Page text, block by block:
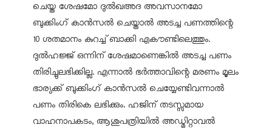
ചെയ്ത ശേഷമോ ദുൽഖഅദ അവസാനമോ
ബുക്കിംഗ് കാൻസൽ ചെയ്താൽ അടച്ച പണത്തിന്റെ
10 ശതമാനം കുറച്ച് ബാക്കി എകൗണ്ടിലെത്തും.
ദുൽഹജ്ജ് ഒന്നിന് ശേഷമാണെങ്കിൽ അടച്ച പണം
തിരിച്ചുലഭിക്കില്ല. എന്നാൽ ഭർത്താവിന്റെ മരണം മൂലം
ഭാര്യക്ക് ബുക്കിംഗ് കാൻസൽ ചെയ്യേണ്ടിവന്നാൽ
പണം തിരികെ ലഭിക്കും. ഹജിന് തടസ്സമായ
വാഹനാപകടം, ആശുപത്രിയിൽ അഡ്മിറ്റാവൽ